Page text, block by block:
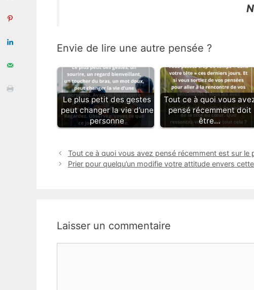
Envie de lire une autre pensée ?
Le plus petit des gestes
peut changer la vie d’une
personne
Tout ce à quoi vous
pensé récemment doit
être…
Tout ce à quoi vous avez pensé récemment est sur le
Prier pour quelqu’un modifie votre attitude envers
Laisser un commentaire